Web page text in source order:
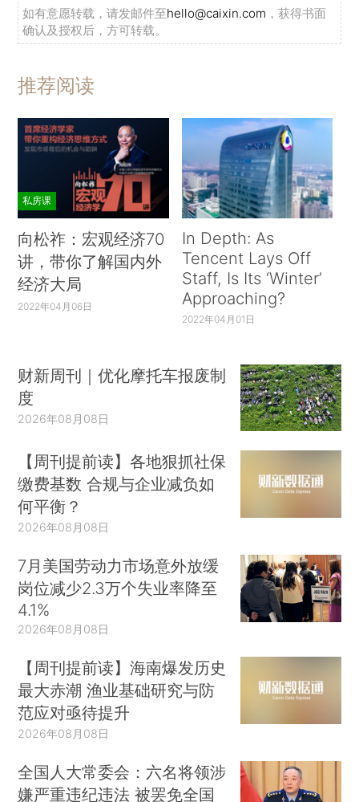
如有意愿转载，请发邮件至hello@caixin.com ，获得书面
确认及授权后，方可转载。
推荐阅读
私房课
向松祚：宏观经济70
讲，带你了解国内外
经济大局
2022年04月06日
In Depth: As
Tencent Lays Off
Staff, Is Its ‘Winter’
Approaching?
2022年04月01日
财新周刊｜优化摩托车报废制
度
2026年08月08日
【周刊提前读】各地狠抓社保
缴费基数 合规与企业减负如
何平衡？
2026年08月08日
7月美国劳动力市场意外放缓
岗位减少2.3万个失业率降至
4.1%
2026年08月08日
【周刊提前读】海南爆发历史
最大赤潮 渔业基础研究与防
范应对亟待提升
2026年08月08日
全国人大常委会：六名将领涉
嫌严重违纪违法 被罢免全国